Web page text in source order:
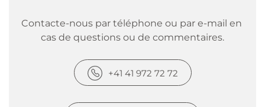
Contacte-nous par téléphone ou par e-mail en
cas de questions ou de commentaires.
+41 41 972 72 72